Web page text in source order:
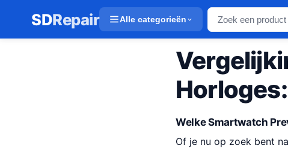
SDRepair Alle categorieën
Welke Smartwatch
Of je nu op zoek bent